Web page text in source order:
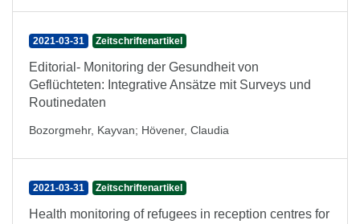
2021-03-31 Zeitschriftenartikel
Editorial- Monitoring der Gesundheit von
Geflüchteten: Integrative Ansätze mit Surveys und
Routinedaten
Bozorgmehr, Kayvan; Hövener, Claudia
2021-03-31 Zeitschriftenartikel
Health monitoring of refugees in reception centres for